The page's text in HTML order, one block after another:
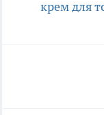
крем для